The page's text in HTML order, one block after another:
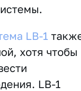
LB-1
хотя чтобы
LB-1